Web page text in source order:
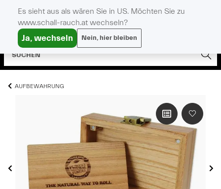
AUFBEWAHRUNG
Es sieht aus als wären Sie in US. Möchten Sie zu
www.schall-rauch.at wechseln?
Ja, wechseln Nein, hier bleiben